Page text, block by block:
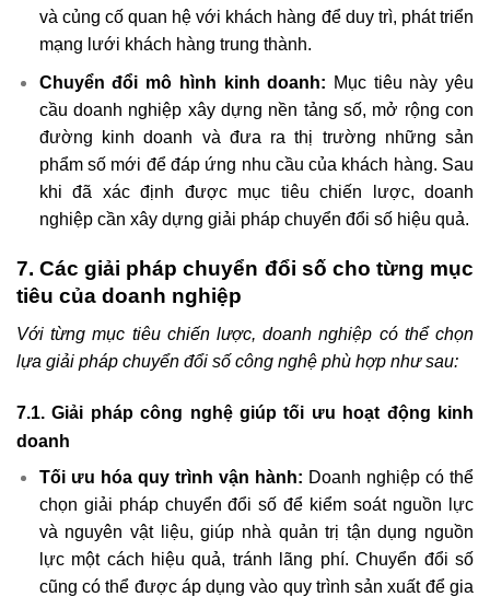
và củng cố quan hệ với khách hàng để duy trì, phát triển
mạng lưới khách hàng trung thành.
Chuyển đổi mô hình kinh doanh: Mục tiêu này yêu
cầu doanh nghiệp xây dựng nền tảng số, mở rộng con
đường kinh doanh và đưa ra thị trường những sản
phẩm số mới để đáp ứng nhu cầu của khách hàng. Sau
khi đã xác định được mục tiêu chiến lược, doanh
nghiệp cần xây dựng giải pháp chuyển đổi số hiệu quả.
7. Các giải pháp chuyển đổi số cho từng mục
tiêu của doanh nghiệp
Với từng mục tiêu chiến lược, doanh nghiệp có thể chọn
lựa giải pháp chuyển đổi số công nghệ phù hợp như sau:
7.1. Giải pháp công nghệ giúp tối ưu hoạt động kinh
doanh
Tối ưu hóa quy trình vận hành: Doanh nghiệp có thể
chọn giải pháp chuyển đổi số để kiểm soát nguồn lực
và nguyên vật liệu, giúp nhà quản trị tận dụng nguồn
lực một cách hiệu quả, tránh lãng phí. Chuyển đổi số
cũng có thể được áp dụng vào quy trình sản xuất để gia